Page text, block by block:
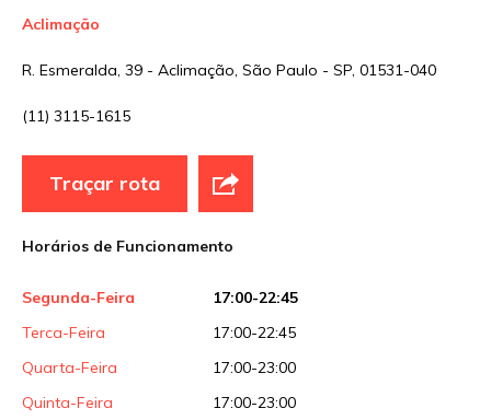
Aclimação
R. Esmeralda, 39 - Aclimação, São Paulo - SP, 01531-040
(11) 3115-1615
Traçar rota
Horários de Funcionamento
Segunda-Feira
17:00-22:45
Terca-Feira
17:00-22:45
Quarta-Feira
17:00-23:00
Quinta-Feira
17:00-23:00